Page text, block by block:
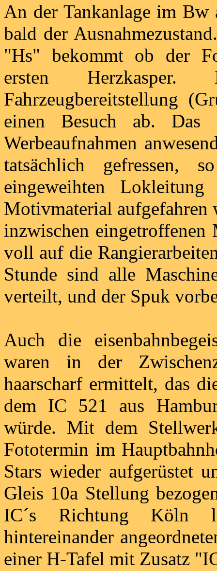
An der Tankanlage im Bw
bald der
"Hs" bekommt ob der
ersten
Fahrzeugbereitstellung
einen Besuch ab. Das
Werbeaufnahmen
tatsächlich
eingeweihten
Motivmaterial aufgefahren
inzwischen
voll auf die
Stunde sind alle
verteilt, und der Spuk
Auch die
waren in der
haarscharf ermittelt, das
dem IC 521 aus
würde. Mit dem
Fototermin im
Stars wieder aufgerüstet
Gleis 10a Stellung
IC´s Richtung Köln
hintereinander
einer H-Tafel mit Zusatz